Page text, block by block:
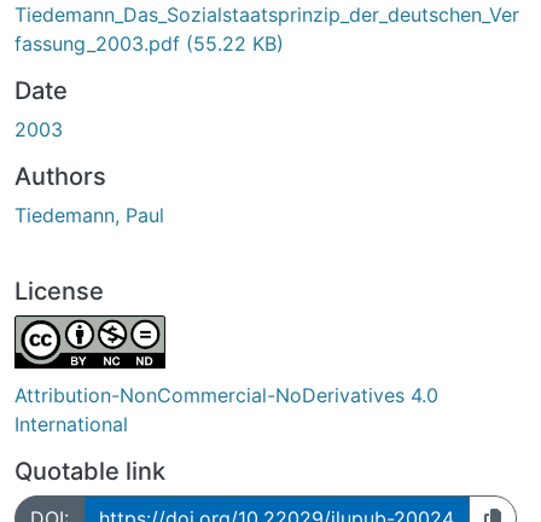
Tiedemann_Das_Sozialstaatsprinzip_der_deutschen_Ver
fassung_2003.pdf (55.22 KB)
Date
2003
Authors
Tiedemann, Paul
License
Attribution-NonCommercial-NoDerivatives 4.0
International
Quotable link